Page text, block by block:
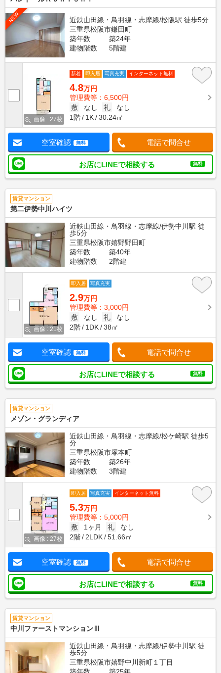
NEW
近鉄山田線・鳥羽線・志摩線/松阪駅 徒歩5分
三重県松阪市鎌田町
築年数
築24年
建物階数
5階建
画像 : 27枚
新着 即入居 写真充実 インターネット無料
4.8万円
管理費等：6,500円
敷
なし 礼
なし
1階
1K 30.24㎡
空室確認 無料 電話で問合せ
お店にLINEで相談する 無料
賃貸マンション
第二伊勢中川ハイツ
近鉄山田線・鳥羽線・志摩線/伊勢中川駅 徒
歩5分
三重県松阪市嬉野野田町
築年数
築40年
建物階数
2階建
画像 : 21枚
即入居 写真充実
2.9万円
管理費等：3,000円
敷
なし 礼
なし
2階
1DK 38㎡
空室確認 無料 電話で問合せ
お店にLINEで相談する 無料
賃貸マンション
メゾン・グランディア
近鉄山田線・鳥羽線・志摩線/松ケ崎駅 徒歩5
分
三重県松阪市塚本町
築年数
築26年
建物階数
3階建
画像 : 27枚
即入居 写真充実 インターネット無料
5.3万円
管理費等：5,000円
敷
1ヶ月 礼
なし
2階
2LDK 51.66㎡
空室確認 無料 電話で問合せ
お店にLINEで相談する 無料
賃貸マンション
中川ファーストマンションⅢ
近鉄山田線・鳥羽線・志摩線/伊勢中川駅 徒
歩5分
三重県松阪市嬉野中川新町１丁目